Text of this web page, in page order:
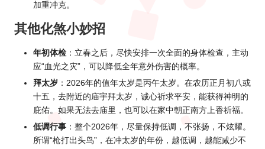
加重冲克。
其他化煞小妙招
年初体检 ：立春之后，尽快安排一次全面的身体检查，主动
应“血光之灾”，可以降低全年意外伤害的概率。
拜太岁 ：2026年的值年太岁是丙午太岁。在农历正月初八或
十五，去附近的庙宇拜太岁，诚心祈求平安，能获得神明的
庇佑。如果无法去庙里，也可以在家中朝正南方上香祈福。
低调行事 ：整个2026年，尽量保持低调，不张扬，不炫耀。
所谓“枪打出头鸟”，在冲太岁的年份，越低调，越能减少不